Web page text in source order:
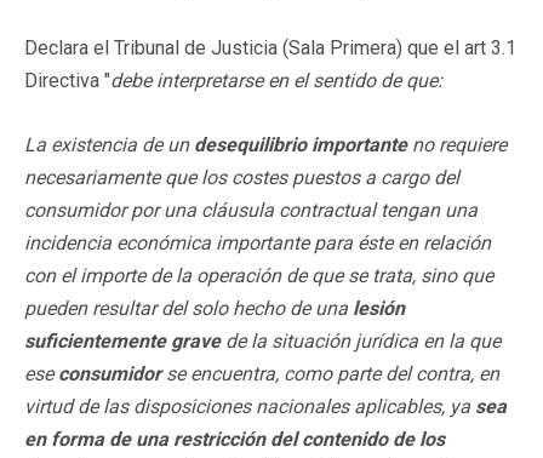
Declara el Tribunal de Justicia (Sala Primera) que el art 3.1
Directiva "debe interpretarse en el sentido de que:
La existencia de un desequilibrio importanteno requiere
necesariamente que los costes puestos a cargo del
consumidor por una cláusula contractual tengan una
incidencia económica importante para éste en relación
con el importe de la operación de que se trata, sino que
pueden resultar del solo hecho de una lesión
suficientemente gravede la situación jurídica en la que
eseconsumidorse encuentra, como parte del contra, en
virtud de las disposiciones nacionales aplicables, ya sea
en forma de una restricción del contenido de los